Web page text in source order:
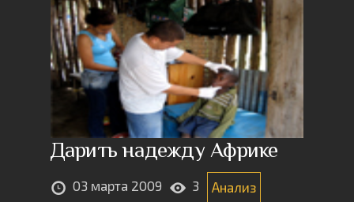
Дарить надежду Африке
03 марта 2009 3 Анализ